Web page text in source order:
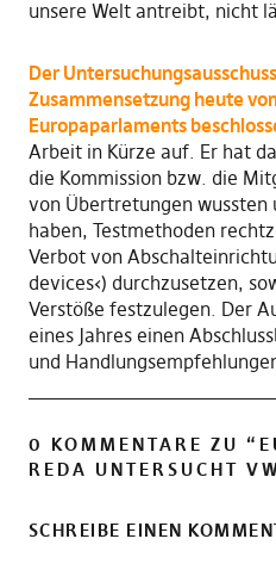
unsere Welt antreibt, nicht
Der
Zusammensetzung heute
Europaparlaments
Arbeit in Kürze auf. Er hat
die Kommission bzw. die
von Übertretungen wussten
haben, Testmethoden
Verbot von
devices‹) durchzusetzen,
Verstöße festzulegen. Der
eines Jahres einen
und
0 KOMMENTARE ZU “
REDA UNTERSUCHT
SCHREIBE EINEN